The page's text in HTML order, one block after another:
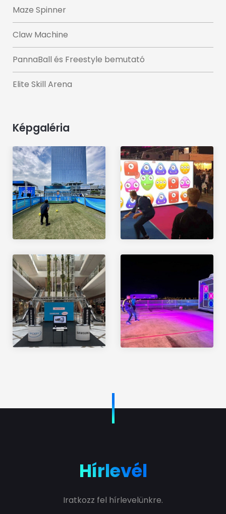
Maze Spinner
Claw Machine
PannaBall és Freestyle bemutató
Elite Skill Arena
Képgaléria
Hírlevél
Iratkozz fel hírlevelünkre.